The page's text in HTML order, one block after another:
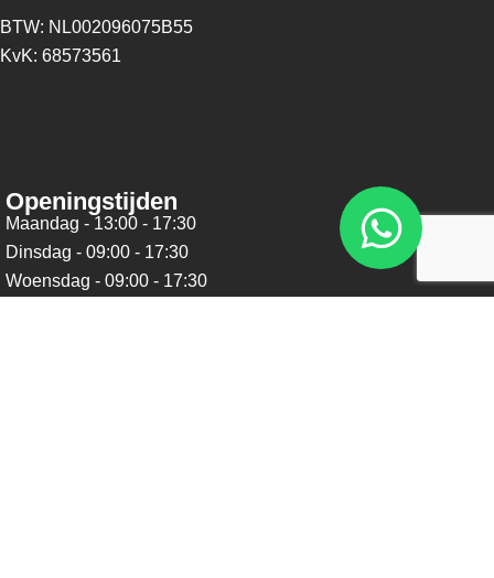
BTW: NL002096075B55
KvK: 68573561
Openingstijden
Maandag - 13:00 - 17:30
Dinsdag - 09:00 - 17:30
Woensdag - 09:00 - 17:30